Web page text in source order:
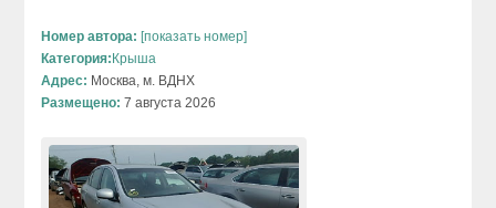
Номер автора: [показать номер]
Категория: Крыша
Адрес: Москва, м. ВДНХ
Размещено: 7 августа 2026